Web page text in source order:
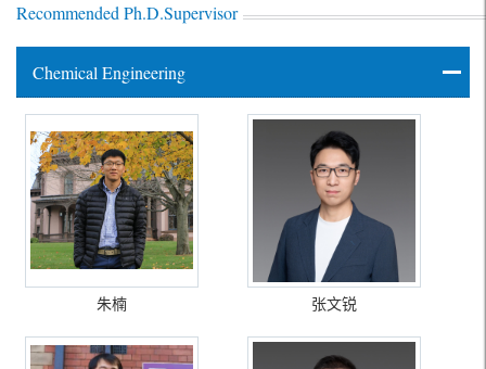
Recommended Ph.D.Supervisor
Chemical Engineering
朱楠 张文锐